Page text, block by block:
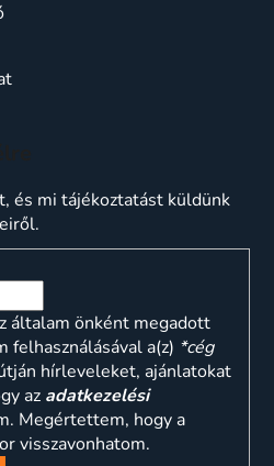
és mi tájékoztatást küldünk
általam önként megadott
felhasználásával a(z) *cég
hírleveleket, ajánlatokat
az adatkezelési
Megértettem, hogy a
visszavonhatom.